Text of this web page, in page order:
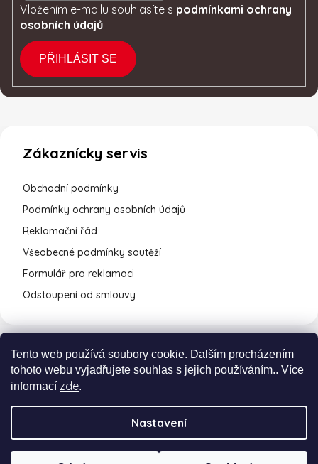
Tento web používá soubory cookie. Dalším procházením
tohoto webu vyjadřujete souhlas s jejich používáním.. Více
informací zde.
Nastavení
Vložením e-mailu souhlasíte s podmínkami ochrany
osobních údajů
PŘIHLÁSIT SE
Zákaznícky servis
Obchodní podmínky
Podmínky ochrany osobních údajů
Reklamační řád
Všeobecné podmínky soutěží
Formulář pro reklamaci
Odstoupení od smlouvy
Vytvořil Shoptet Premium a
Adatelier